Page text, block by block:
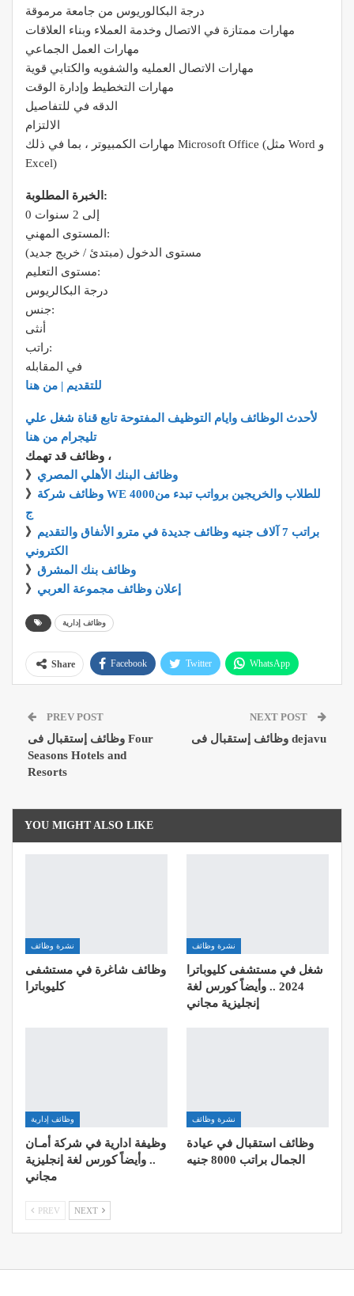
درجة البكالوريوس من جامعة مرموقة
مهارات ممتازة في الاتصال وخدمة العملاء وبناء العلاقات
مهارات العمل الجماعي
مهارات الاتصال العمليه والشفويه والكتابي قوية
مهارات التخطيط وإدارة الوقت
الدقه في للتفاصيل
الالتزام
مهارات الكمبيوتر ، بما في ذلك Microsoft Office (مثل Word و
Excel)
الخبرة المطلوبة:
0 إلى 2 سنوات
المستوى المهني:
مستوى الدخول (مبتدئ / خريج جديد)
مستوى التعليم:
درجة البكالريوس
جنس:
أنثى
راتب:
في المقابله
للتقديم | من هنا
لأحدث الوظائف وايام التوظيف المفتوحة تابع قناة شغل علي
تليجرام من هنا
وظائف قد تهمك ،
》 وظائف البنك الأهلي المصري
》 وظائف شركة WE للطلاب والخريجين برواتب تبدء من4000
ج
》 براتب 7 آلاف جنيه وظائف جديدة في مترو الأنفاق والتقديم
الكتروني
》 وظائف بنك المشرق
》 إعلان وظائف مجموعة العربي
وظائف إدارية
Share Facebook Twitter WhatsApp
ReddIt
PREV POST
وظائف إستقبال فى Four
Seasons Hotels and
Resorts
NEXT POST
وظائف إستقبال فى dejavu
YOU MIGHT ALSO LIKE
نشرة وظائف
وظائف شاغرة في مستشفى
كليوباترا
نشرة وظائف
شغل في مستشفى كليوباترا
2024 .. وأيضاً كورس لغة
إنجليزية مجاني
وظائف إدارية
وظيفة ادارية في شركة أمـان
.. وأيضاً كورس لغة إنجليزية
مجاني
نشرة وظائف
وظائف استقبال في عيادة
الجمال براتب 8000 جنيه
PREV NEXT